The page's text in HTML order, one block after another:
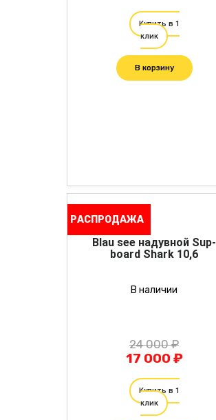
Купить в 1
клик
В корзину
РАСПРОДАЖА
Blau see надувной Sup-
board Shark 10,6
В наличии
24 000 ₽
17 000 ₽
Купить в 1
клик